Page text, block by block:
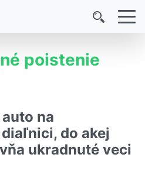
poistenie
na
do akej
ukradnuté veci